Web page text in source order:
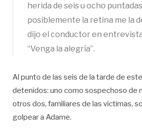
herida de seis u ocho
posiblemente la retina me la
dijo el conductor en
“Venga la alegría”.
Al punto de las seis de la tarde de
detenidos: uno como sospechoso de
otros dos, familiares de las víctimas,
golpear a Adame.